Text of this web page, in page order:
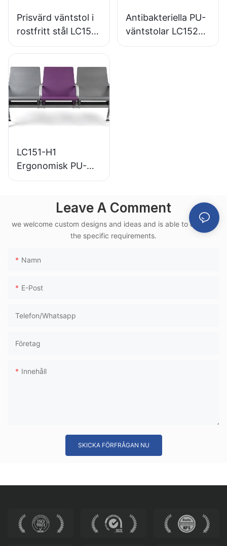
Prisvärd väntstol i
rostfritt stål LC153-
H1 Perfekt för olika
utrymmen
Antibakteriella PU-
väntstolar LC152
aluminiumbas för
LC151-H1
Ergonomisk PU-
väntstol för
aluminiumram för
användning i
höghastighetstågte
Leave A Comment
we welcome custom designs and ideas and is able to cater to
the specific requirements.
Namn
E-Post
Telefon/whatsapp
Företag
Innehåll
SKICKA FÖRFRÅGAN NU